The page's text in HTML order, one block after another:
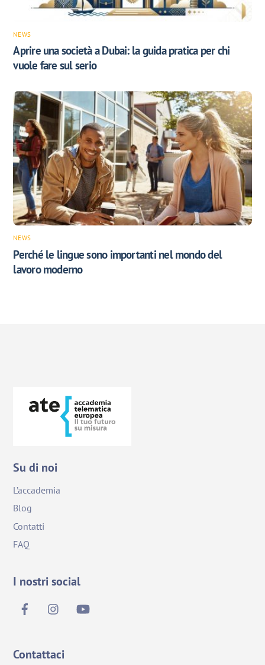
NEWS
Aprire una società a Dubai: la guida pratica per chi
vuole fare sul serio
NEWS
Perché le lingue sono importanti nel mondo del
lavoro moderno
Su di noi
L’accademia
Blog
Contatti
FAQ
I nostri social
Contattaci